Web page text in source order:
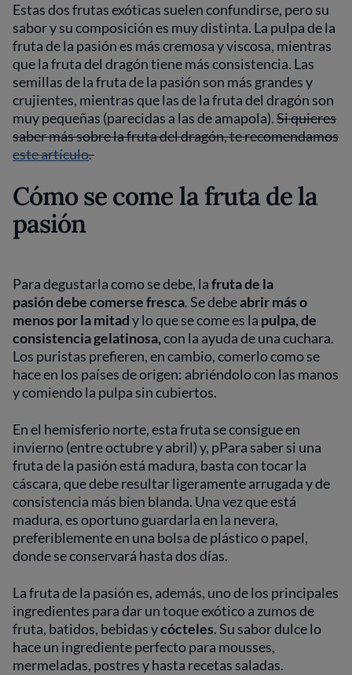
Estas dos frutas exóticas suelen confundirse, pero su
sabor y su composición es muy distinta. La pulpa de la
fruta de la pasión es más cremosa y viscosa, mientras
que la fruta del dragón tiene más consistencia. Las
semillas de la fruta de la pasión son más grandes y
crujientes, mientras que las de la fruta del dragón son
muy pequeñas (parecidas a las de amapola).Si quieres
saber más sobre la fruta del dragón, te recomendamos
este artículo.
Cómo se come la fruta de la
pasión
Para degustarla como se debe, lafruta de la
pasióndebe comerse fresca. Se debeabrir más o
menos por la mitady lo que se come es la pulpa, de
consistencia gelatinosa,con la ayuda de una cuchara.
Los puristas prefieren, en cambio, comerlo como se
hace en los países de origen: abriéndolo con las manos
y comiendo la pulpa sin cubiertos.
En el hemisferio norte, esta fruta se consigue en
invierno (entre octubre y abril) y, pPara saber si una
fruta de la pasión está madura, basta con tocar la
cáscara, que debe resultar ligeramente arrugada y de
consistencia más bien blanda. Una vez que está
madura, es oportuno guardarla en la nevera,
preferiblemente en una bolsa de plástico o papel,
donde se conservará hasta dos días.
La fruta de la pasión es, además, uno de los principales
ingredientes para dar un toque exótico a zumos de
fruta, batidos, bebidas ycócteles. Su sabor dulce lo
hace un ingrediente perfecto para mousses,
mermeladas, postres y hasta recetas saladas.